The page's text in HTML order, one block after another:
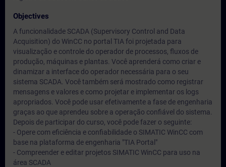
Objectives
A funcionalidade SCADA (Supervisory Control and Data
Acquisition) do WinCC no portal TIA foi projetada para
visualização e controle do operador de processos, fluxos de
produção, máquinas e plantas. Você aprenderá como criar e
dinamizar a interface do operador necessária para o seu
sistema SCADA. Você também será mostrado como registrar
mensagens e valores e como projetar e implementar os logs
apropriados. Você pode usar efetivamente a fase de engenharia
graças ao que aprendeu sobre a operação confiável do sistema.
Depois de participar do curso, você pode fazer o seguinte:
- Opere com eficiência e confiabilidade o SIMATIC WinCC com
base na plataforma de engenharia "TIA Portal"
- Compreender e editar projetos SIMATIC WinCC para uso na
área SCADA